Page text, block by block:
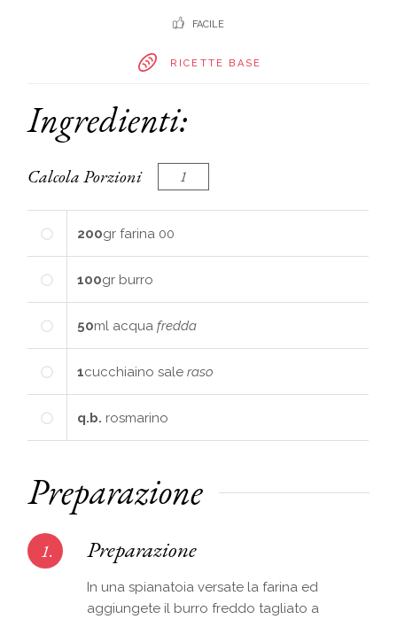
FACILE
RICETTE BASE
Ingredienti:
Calcola Porzioni
200gr farina 00
100gr burro
50ml acquafredda
1cucchiaino saleraso
q.b. rosmarino
Preparazione
1. Preparazione
In una spianatoia versate la farina ed
aggiungete il burro freddo tagliato a